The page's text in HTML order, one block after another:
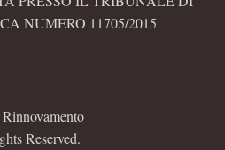
NUMERO 11705/2015
Reserved.